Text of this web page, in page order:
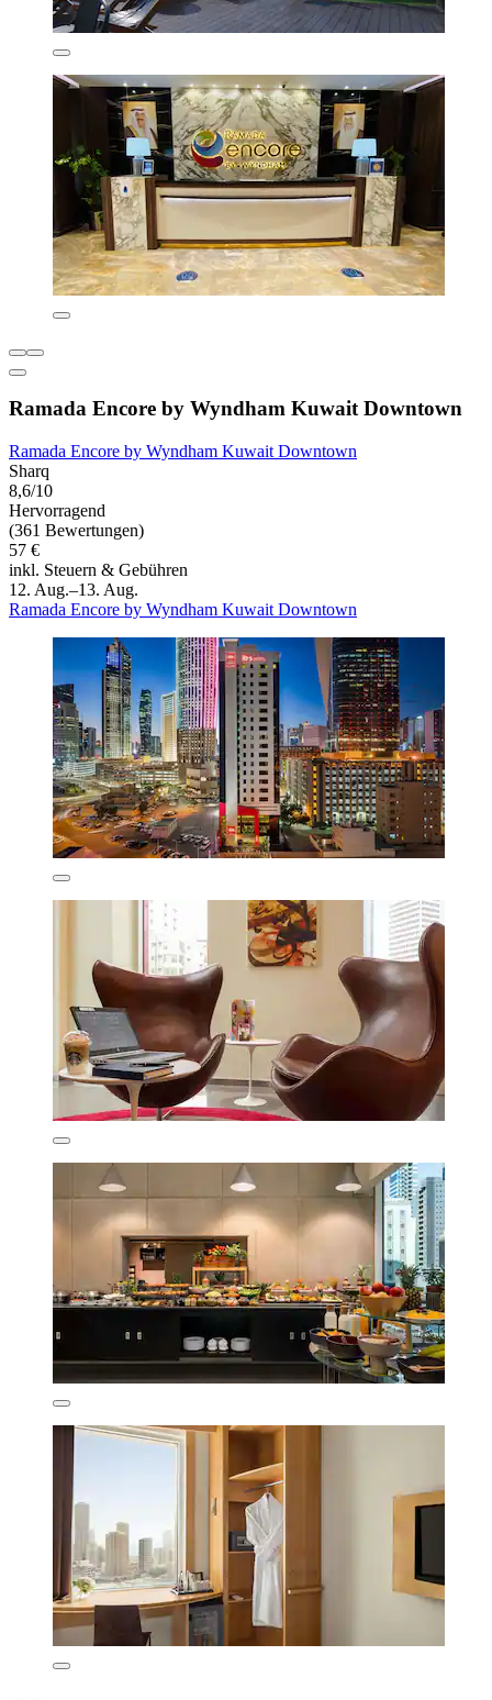
Ramada Encore by Wyndham Kuwait Downtown
Ramada Encore by Wyndham Kuwait Downtown
Sharq
8,6/10
Hervorragend
(361 Bewertungen)
57 €
inkl. Steuern & Gebühren
12. Aug.–13. Aug.
Ramada Encore by Wyndham Kuwait Downtown